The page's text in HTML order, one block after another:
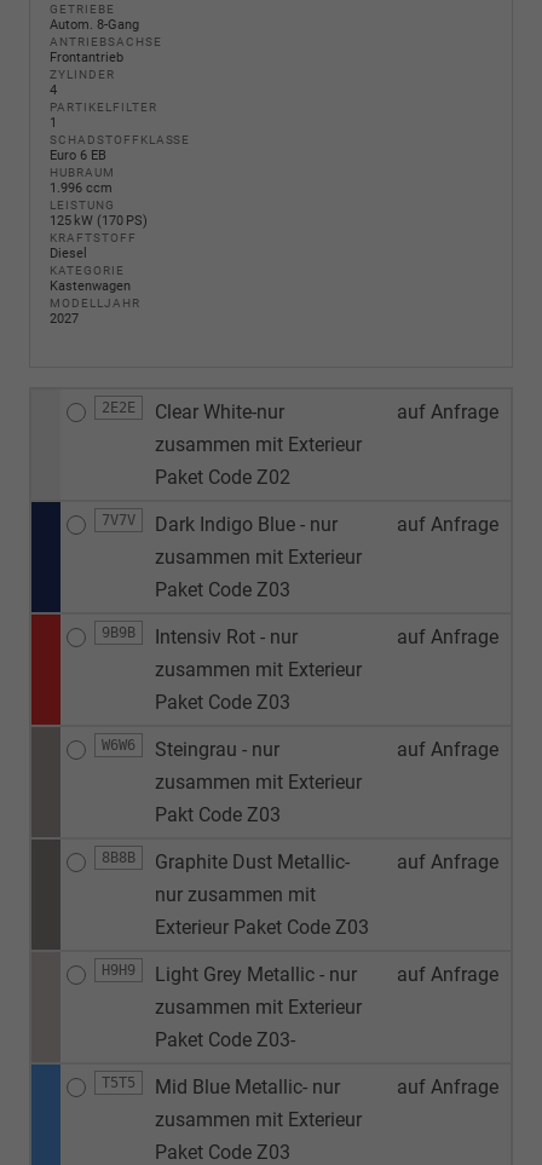
GETRIEBE
Autom. 8-Gang
ANTRIEBSACHSE
Frontantrieb
ZYLINDER
4
PARTIKELFILTER
1
SCHADSTOFFKLASSE
Euro 6 EB
HUBRAUM
1.996 ccm
LEISTUNG
125 kW (170 PS)
KRAFTSTOFF
Diesel
KATEGORIE
Kastenwagen
MODELLJAHR
2027
2E2E
Clear White-nur
zusammen mit Exterieur
Paket Code Z02
auf Anfrage
7V7V
Dark Indigo Blue - nur
zusammen mit Exterieur
Paket Code Z03
auf Anfrage
9B9B
Intensiv Rot - nur
zusammen mit Exterieur
Paket Code Z03
auf Anfrage
W6W6
Steingrau - nur
zusammen mit Exterieur
Pakt Code Z03
auf Anfrage
8B8B
Graphite Dust Metallic-
nur zusammen mit
Exterieur Paket Code Z03
auf Anfrage
H9H9
Light Grey Metallic - nur
zusammen mit Exterieur
Paket Code Z03-
auf Anfrage
T5T5
Mid Blue Metallic- nur
zusammen mit Exterieur
Paket Code Z03
auf Anfrage